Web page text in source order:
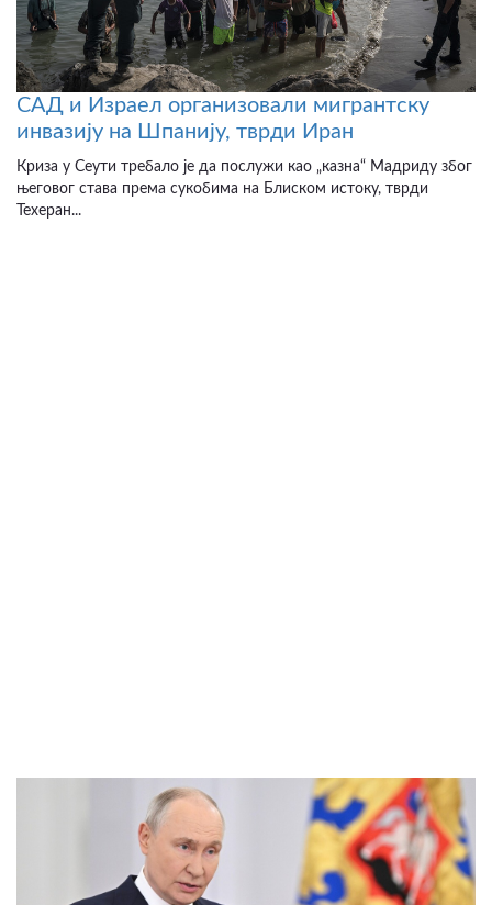
САД и Израел организовали мигрантску
инвазију на Шпанију, тврди Иран
Криза у Сеути требало је да послужи као „казна“ Мадриду због
његовог става према сукобима на Блиском истоку, тврди
Техеран...